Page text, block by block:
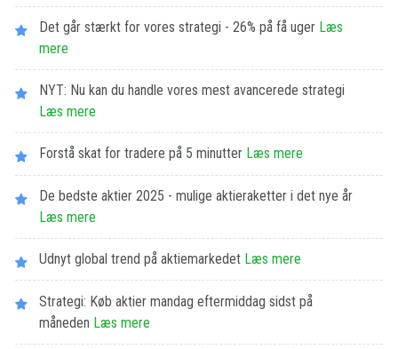
Det går stærkt for vores strategi - 26% på få uger Læs
mere
NYT: Nu kan du handle vores mest avancerede strategi
Læs mere
Forstå skat for tradere på 5 minutter Læs mere
De bedste aktier 2025 - mulige aktieraketter i det nye år
Læs mere
Udnyt global trend på aktiemarkedet Læs mere
Strategi: Køb aktier mandag eftermiddag sidst på
måneden Læs mere